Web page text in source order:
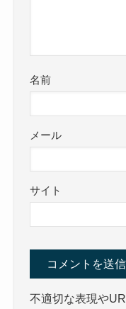
名前
メール
サイト
不適切な表現や